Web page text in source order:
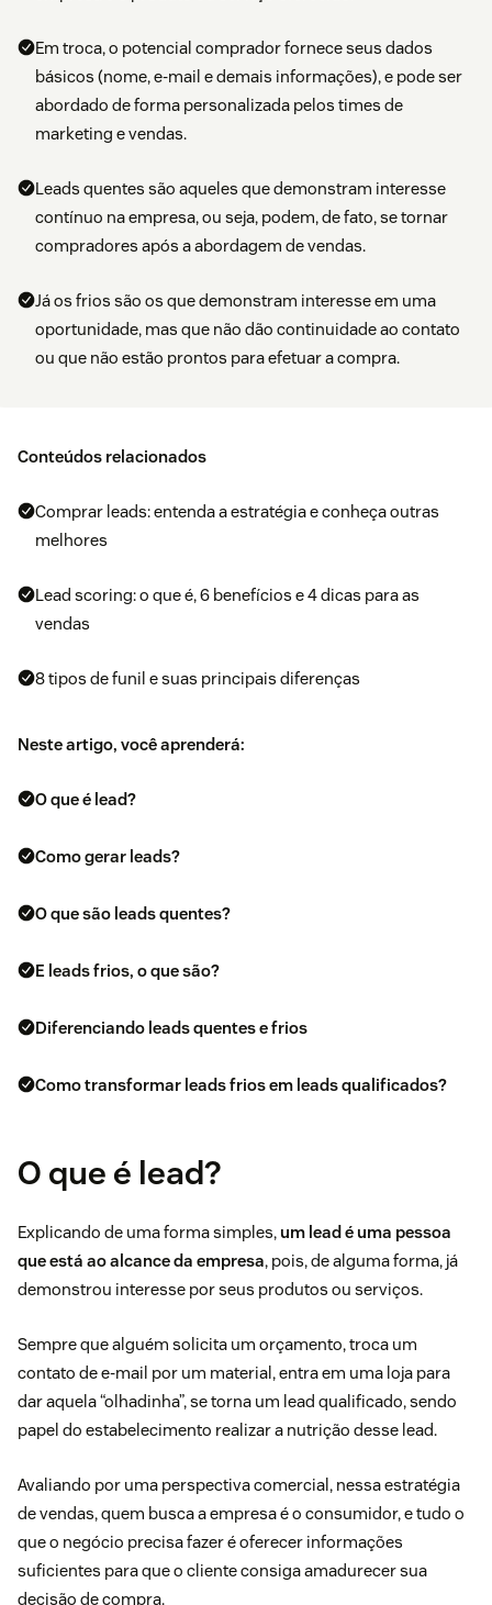
Em troca, o potencial comprador fornece seus dados
básicos (nome, e-mail e demais informações), e pode ser
abordado de forma personalizada pelos times de
marketing e vendas.
Leads quentes são aqueles que demonstram interesse
contínuo na empresa, ou seja, podem, de fato, se tornar
compradores após a abordagem de vendas.
Já os frios são os que demonstram interesse em uma
oportunidade, mas que não dão continuidade ao contato
ou que não estão prontos para efetuar a compra.
Conteúdos relacionados
Comprar leads: entenda a estratégia e conheça outras
melhores
Lead scoring: o que é, 6 benefícios e 4 dicas para as
vendas
8 tipos de funil e suas principais diferenças
Neste artigo, você aprenderá:
O que é lead?
Como gerar leads?
O que são leads quentes?
E leads frios, o que são?
Diferenciando leads quentes e frios
Como transformar leads frios em leads qualificados?
O que é lead?
Explicando de uma forma simples, um lead é uma pessoa
que está ao alcance da empresa, pois, de alguma forma, já
demonstrou interesse por seus produtos ou serviços.
Sempre que alguém solicita um orçamento, troca um
contato de e-mail por um material, entra em uma loja para
dar aquela “olhadinha”, se torna um lead qualificado, sendo
papel do estabelecimento realizar a nutrição desse lead.
Avaliando por uma perspectiva comercial, nessa estratégia
de vendas, quem busca a empresa é o consumidor, e tudo o
que o negócio precisa fazer é oferecer informações
suficientes para que o cliente consiga amadurecer sua
decisão de compra.